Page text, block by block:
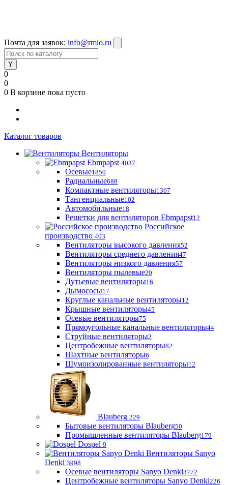
Почта для заявок: info@rmio.ru
0
0
0 В корзине пока пусто
Каталог товаров
Вентиляторы
Ebmpapst 4037
Осевые1850
Радиальные688
Компактные вентиляторы1367
Тангенциальные102
Автомобильные18
Решетки для вентиляторов Ebmpapst12
Российское
производство 403
Вентиляторы высокого давления52
Вентиляторы среднего давления47
Вентиляторы низкого давления57
Вентиляторы пылевые20
Дутьевые вентиляторы16
Дымососы17
Круглые канальные вентиляторы12
Крышные вентиляторы45
Осевые вентиляторы75
Прямоугольные канальные вентиляторы44
Струйные вентиляторы2
Центробежные вентиляторы82
Шахтные вентиляторы6
Шумоизолированные вентиляторы12
Blauberg 229
Бытовые вентиляторы Blauberg50
Промышленные вентиляторы Blauberg179
Dospel 9
Вентиляторы Sanyo
Denki 3998
Осевые вентиляторы Sanyo Denki3772
Центробежные вентиляторы Sanyo Denki226